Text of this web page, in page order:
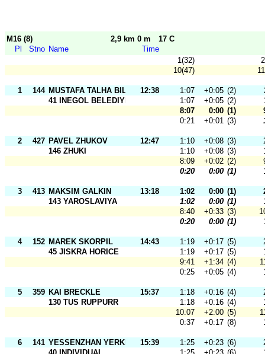
M16 (8) 2,9 km 0 m
17 C
Pl
Stno Name
Time
1(32)
10(47)
1 144 MUSTAFA TALHA BILGE 12:38 1:07 +0:05 (2)
41 INEGOL BELEDIYESPOR
1:07 +0:05 (2)
8:07
0:00 (1)
0:21
+0:01 (3)
2 427 PAVEL ZHUKOV 12:47 1:10 +0:08 (3)
146 ZHUKI
1:10 +0:08 (3)
8:09
+0:02 (2)
0:20
0:00 (1)
3 413 MAKSIM GALKIN 13:18 1:02 0:00 (1)
143 YAROSLAVIYA
1:02 0:00 (1)
8:40
+0:33 (3)
0:20
0:00 (1)
4 152 MAREK SKORPIL 14:43 1:19 +0:17 (5)
45 JISKRA HORICE
1:19 +0:17 (5)
9:41
+1:34 (4)
0:25
+0:05 (4)
5 359 KAI BRECKLE 15:37 1:18 +0:16 (4)
130 TUS RUPPURR
1:18 +0:16 (4)
10:07
+2:00 (5)
0:37
+0:17 (8)
6 141 YESSENZHAN YERKENOV15:39 1:25 +0:23 (6)